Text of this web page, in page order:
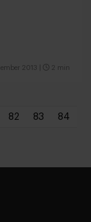
2013 2 min
82 83 84